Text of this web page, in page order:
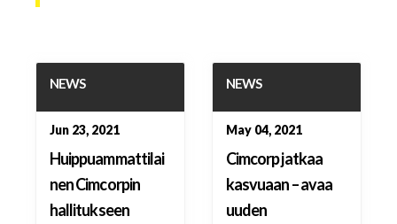
NEWS
Jun 23, 2021
Huippuammattilai
nen Cimcorpin
hallitukseen
NEWS
May 04, 2021
Cimcorp jatkaa
kasvuaan – avaa
uuden